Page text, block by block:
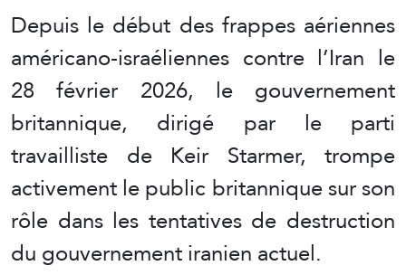
Depuis le début des frappes aériennes
américano-israéliennes contre l’Iran le
28 février 2026, le gouvernement
britannique, dirigé par le parti
travailliste de Keir Starmer, trompe
activement le public britannique sur son
rôle dans les tentatives de destruction
du gouvernement iranien actuel.